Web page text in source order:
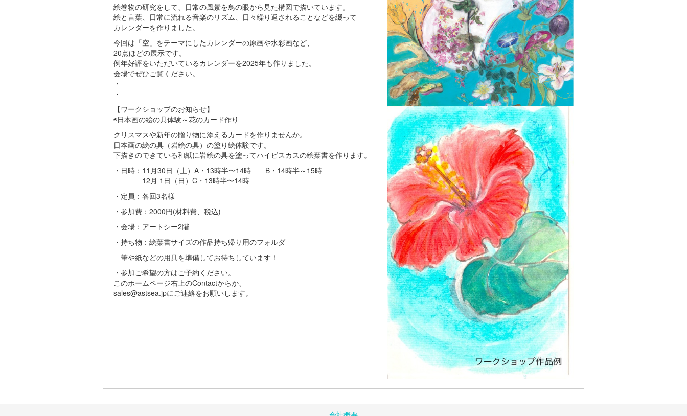
絵巻物の研究をして、日常の風景を鳥の眼から見た構図で描いています。
絵と言葉、日常に流れる音楽のリズム、日々繰り返されることなどを綴って
カレンダーを作りました。
今回は「空」をテーマにしたカレンダーの原画や水彩画など、
20点ほどの展示です。
例年好評をいただいているカレンダーを2025年も作りました。
会場でぜひご覧ください。
・
・
【ワークショップのお知らせ】
◉日本画の絵の具体験～花のカード作り
クリスマスや新年の贈り物に添えるカードを作りませんか。
日本画の絵の具（岩絵の具）の塗り絵体験です。
下描きのできている和紙に岩絵の具を塗ってハイビスカスの絵葉書を作ります。
・日時：11月30日（土）A・13時半〜14時 B・14時半～15時
12月 1日（日）C・13時半〜14時
・定員：各回3名様
・参加費：2000円(材料費、税込)
・会場：アートシー2階
・持ち物：絵葉書サイズの作品持ち帰り用のフォルダ
筆や紙などの用具を準備してお待ちしています！
・参加ご希望の方はご予約ください。
このホームページ右上のContactからか、
sales@astsea.jpにご連絡をお願いします。